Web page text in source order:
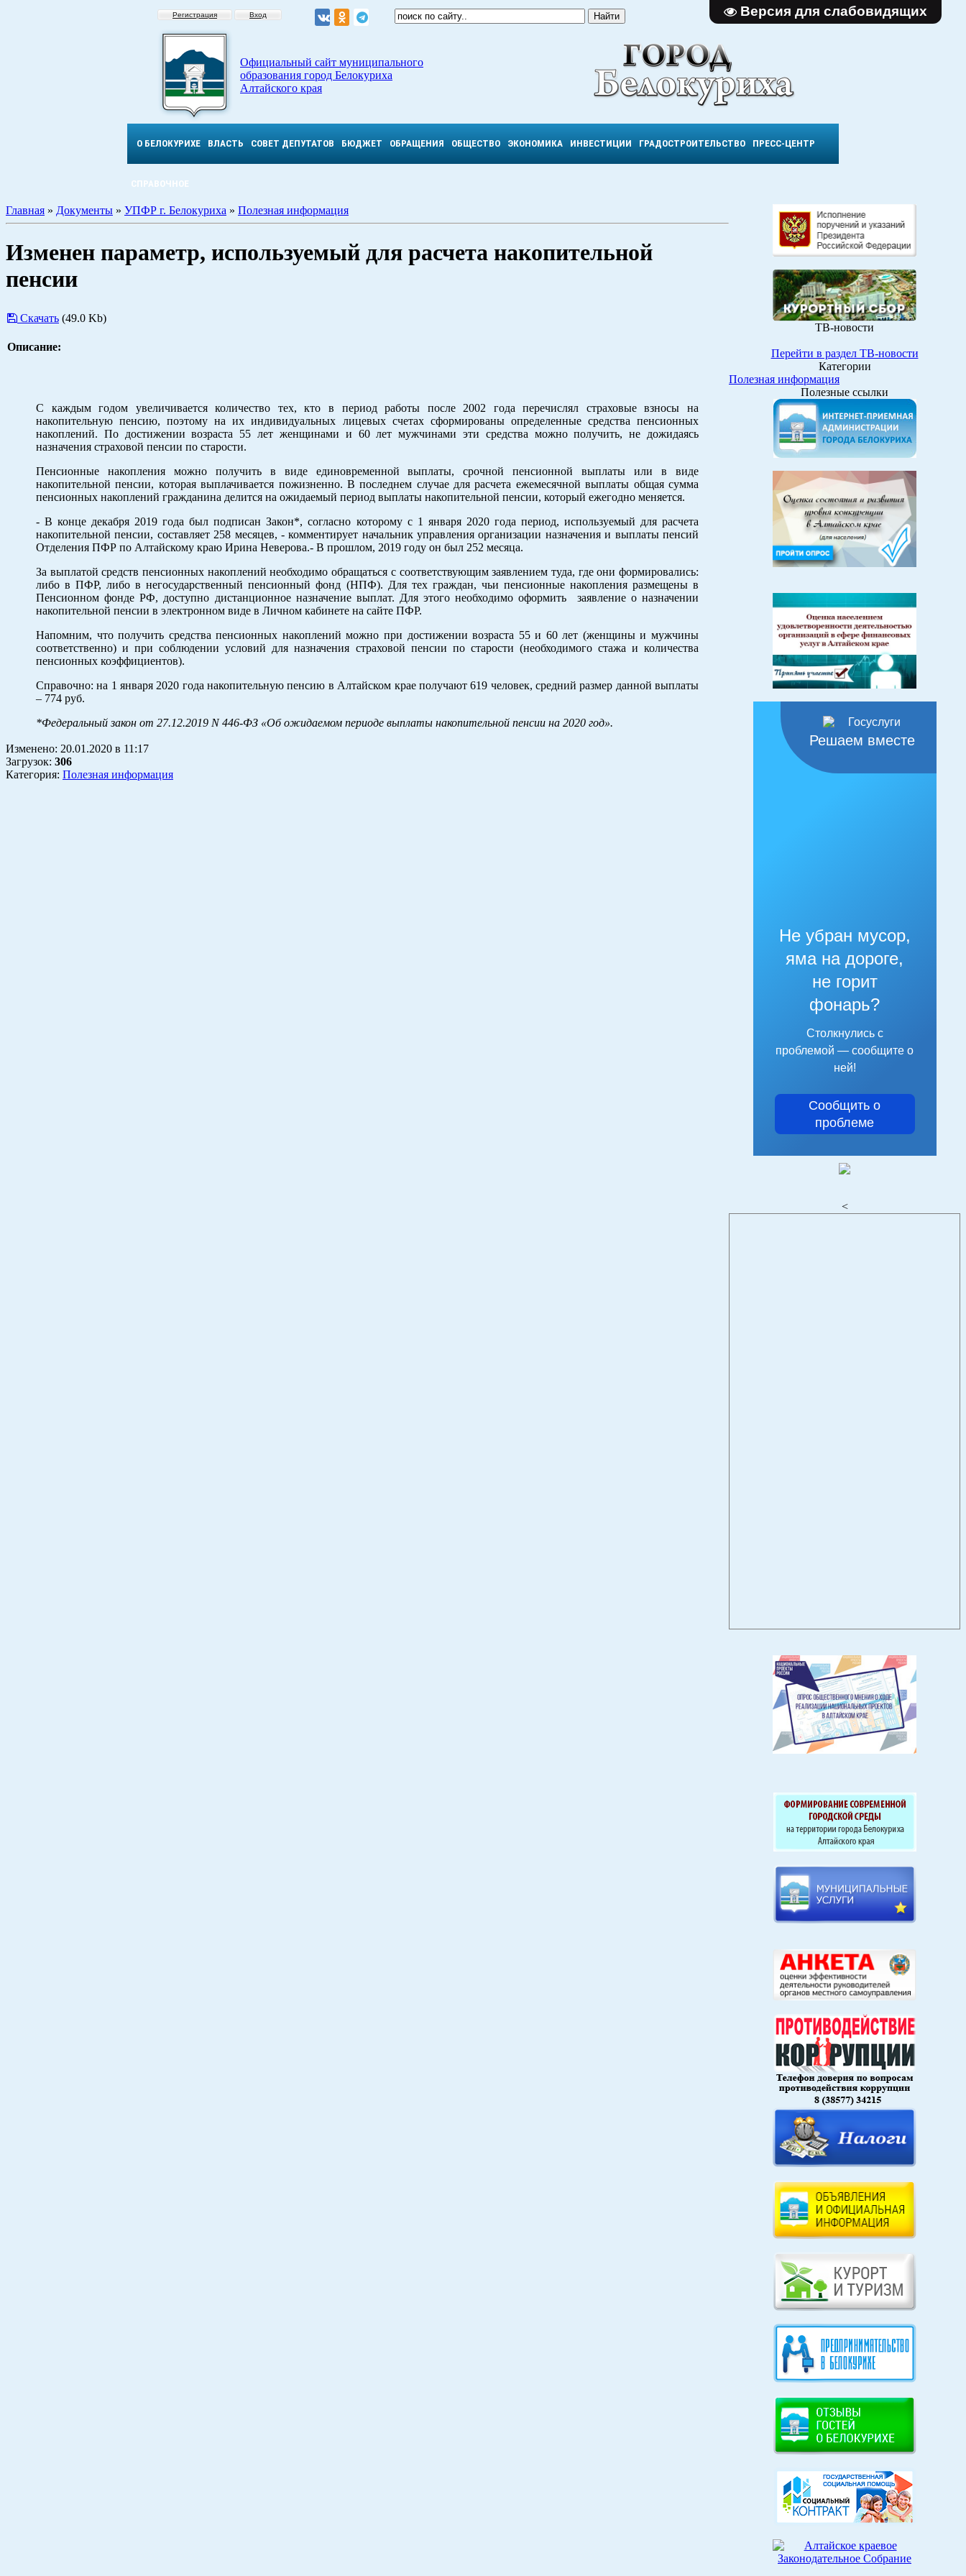
Версия для слабовидящих
Регистрация Вход
Официальный сайт муниципального
образования город Белокуриха
Алтайского края
О БЕЛОКУРИХЕ ВЛАСТЬ СОВЕТ ДЕПУТАТОВ БЮДЖЕТ ОБРАЩЕНИЯ ОБЩЕСТВО ЭКОНОМИКА ИНВЕСТИЦИИ ГРАДОСТРОИТЕЛЬСТВО ПРЕСС-ЦЕНТР
СПРАВОЧНОЕ
Главная » Документы » УПФР г. Белокуриха » Полезная информация
Изменен параметр, используемый для расчета накопительной
пенсии
Скачать (49.0 Kb)
Описание:
С каждым годом увеличивается количество тех, кто в период работы после 2002 года перечислял страховые взносы на
накопительную пенсию, поэтому на их индивидуальных лицевых счетах сформированы определенные средства пенсионных
накоплений. По достижении возраста 55 лет женщинами и 60 лет мужчинами эти средства можно получить, не дожидаясь
назначения страховой пенсии по старости.
Пенсионные накопления можно получить в виде единовременной выплаты, срочной пенсионной выплаты или в виде
накопительной пенсии, которая выплачивается пожизненно. В последнем случае для расчета ежемесячной выплаты общая сумма
пенсионных накоплений гражданина делится на ожидаемый период выплаты накопительной пенсии, который ежегодно меняется.
- В конце декабря 2019 года был подписан Закон*, согласно которому с 1 января 2020 года период, используемый для расчета
накопительной пенсии, составляет 258 месяцев, - комментирует начальник управления организации назначения и выплаты пенсий
Отделения ПФР по Алтайскому краю Ирина Неверова.- В прошлом, 2019 году он был 252 месяца.
За выплатой средств пенсионных накоплений необходимо обращаться с соответствующим заявлением туда, где они формировались:
либо в ПФР, либо в негосударственный пенсионный фонд (НПФ). Для тех граждан, чьи пенсионные накопления размещены в
Пенсионном фонде РФ, доступно дистанционное назначение выплат. Для этого необходимо оформить заявление о назначении
накопительной пенсии в электронном виде в Личном кабинете на сайте ПФР.
Напомним, что получить средства пенсионных накоплений можно при достижении возраста 55 и 60 лет (женщины и мужчины
соответственно) и при соблюдении условий для назначения страховой пенсии по старости (необходимого стажа и количества
пенсионных коэффициентов).
Справочно: на 1 января 2020 года накопительную пенсию в Алтайском крае получают 619 человек, средний размер данной выплаты
– 774 руб.
*Федеральный закон от 27.12.2019 N 446-ФЗ «Об ожидаемом периоде выплаты накопительной пенсии на 2020 год».
Изменено: 20.01.2020 в 11:17
Загрузок: 306
Категория: Полезная информация
ТВ-новости
Перейти в раздел ТВ-новости
Категории
Полезная информация
Полезные ссылки
Решаем вместе
Не убран мусор,
яма на дороге,
не горит
фонарь?
Столкнулись с
проблемой — сообщите о
ней!
Сообщить о
проблеме
<